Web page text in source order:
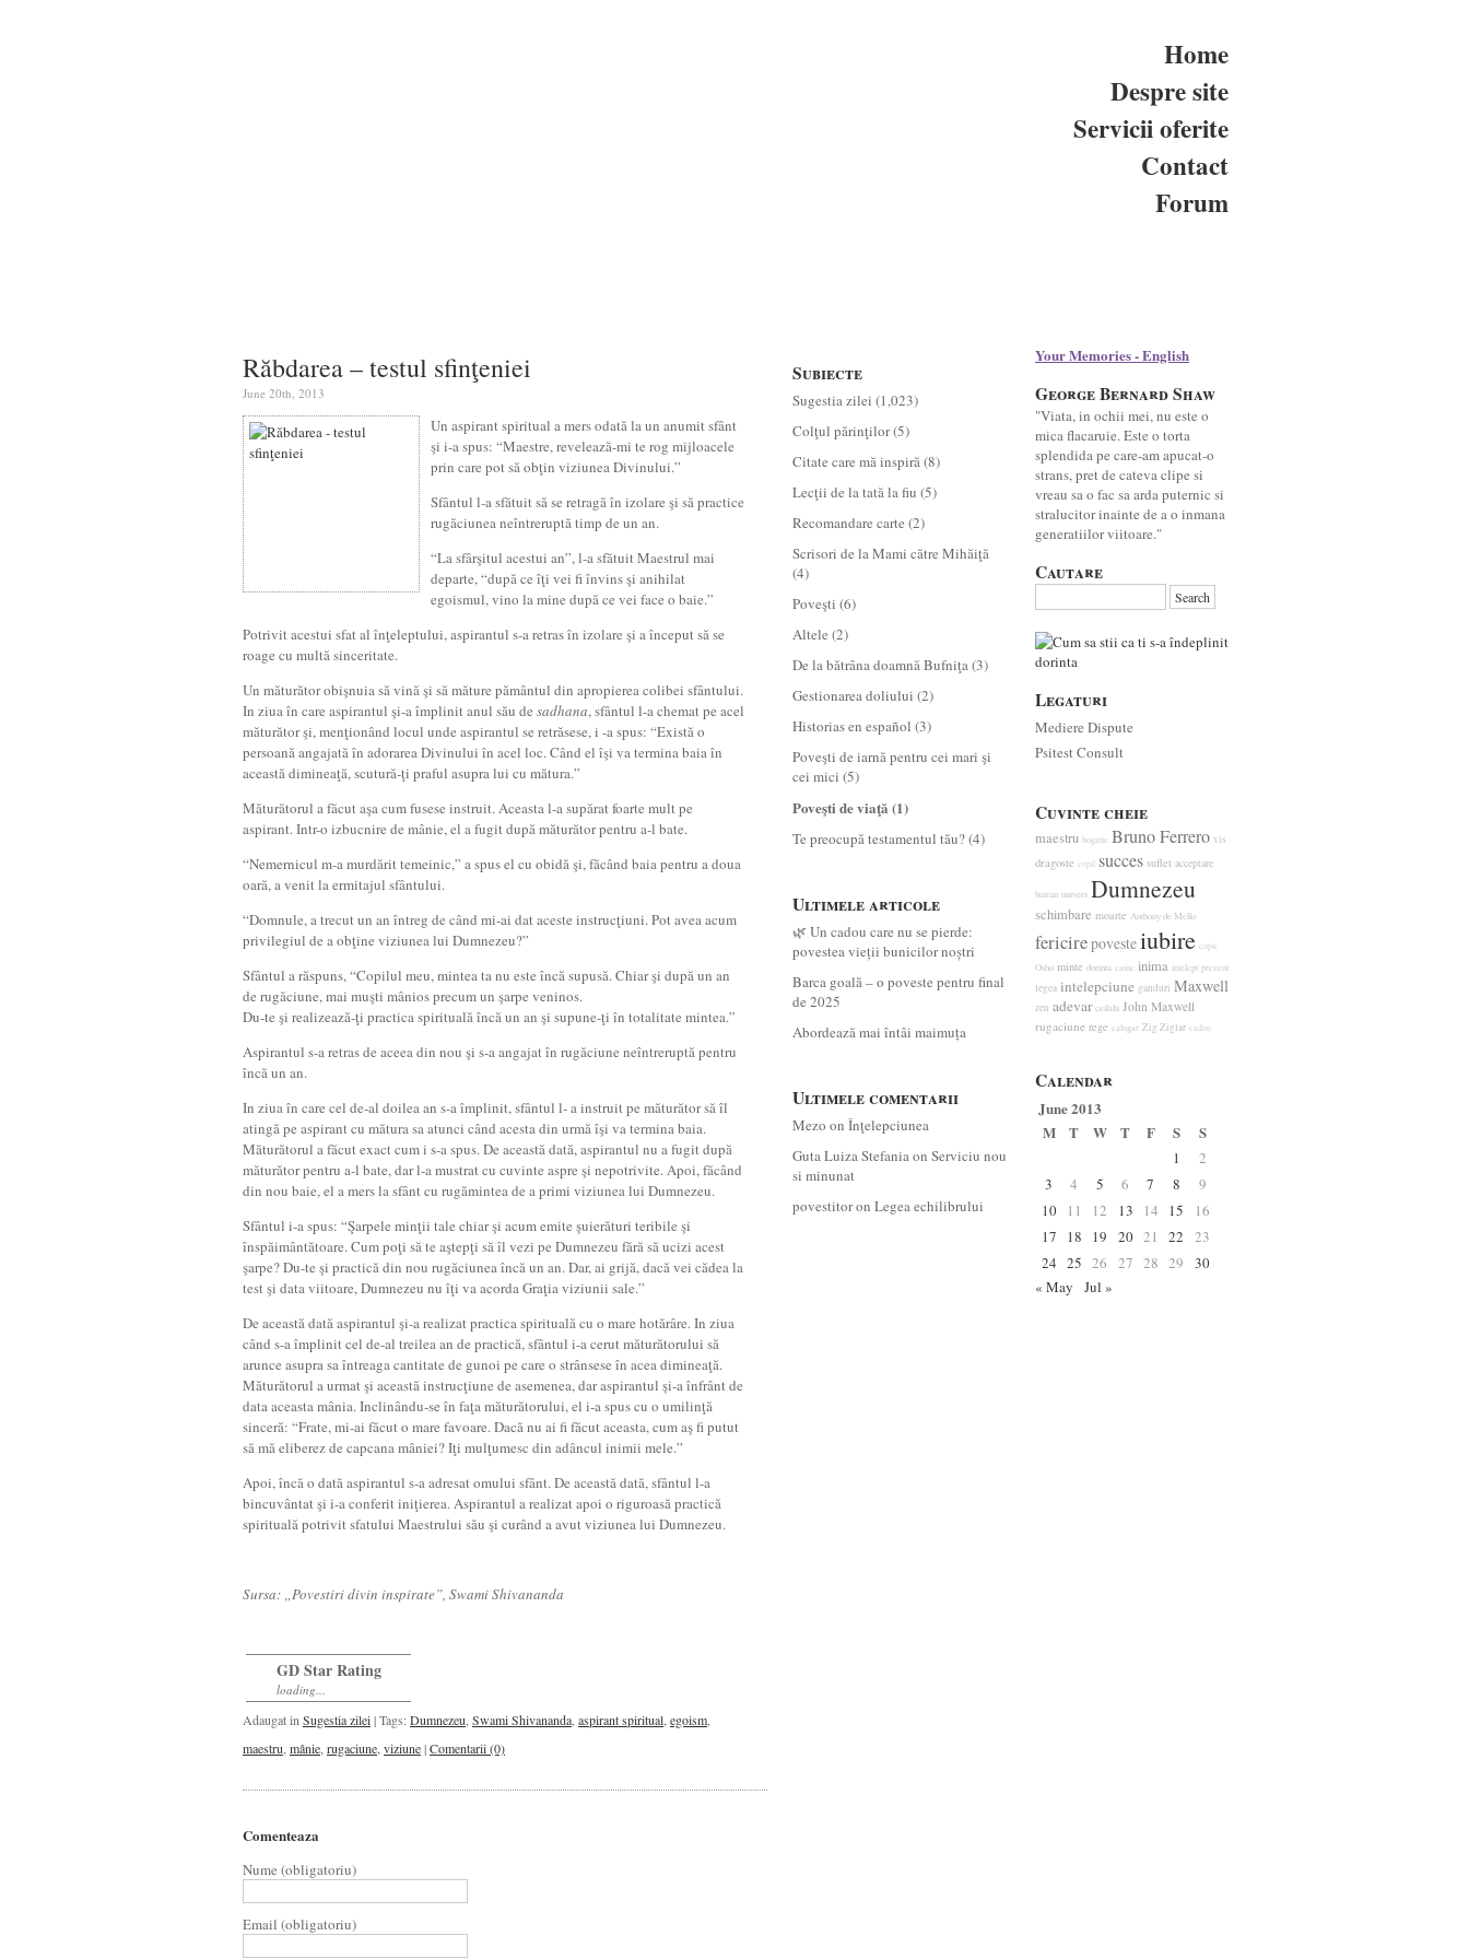
Home
Despre site
Servicii oferite
Contact
Forum
Răbdarea – testul sfinţeniei
June 20th, 2013
Un aspirant spiritual a mers odată la un anumit sfânt
şi i-a spus: “Maestre, revelează-mi te rog mijloacele
prin care pot să obţin viziunea Divinului.”
Sfântul l-a sfătuit să se retragă în izolare şi să practice
rugăciunea neîntreruptă timp de un an.
“La sfârşitul acestui an”, l-a sfătuit Maestrul mai
departe, “după ce îţi vei fi învins şi anihilat
egoismul, vino la mine după ce vei face o baie.”
Potrivit acestui sfat al înţeleptului, aspirantul s-a retras în izolare şi a început să se
roage cu multă sinceritate.
Un măturător obişnuia să vină şi să măture pământul din apropierea colibei sfântului.
In ziua în care aspirantul şi-a împlinit anul său de sadhana, sfântul l-a chemat pe acel
măturător şi, menţionând locul unde aspirantul se retrăsese, i -a spus: “Există o
persoană angajată în adorarea Divinului în acel loc. Când el îşi va termina baia în
această dimineaţă, scutură-ţi praful asupra lui cu mătura.”
Măturătorul a făcut aşa cum fusese instruit. Aceasta l-a supărat foarte mult pe
aspirant. Intr-o izbucnire de mânie, el a fugit după măturător pentru a-l bate.
“Nemernicul m-a murdărit temeinic,” a spus el cu obidă şi, făcând baia pentru a doua
oară, a venit la ermitajul sfântului.
“Domnule, a trecut un an întreg de când mi-ai dat aceste instrucţiuni. Pot avea acum
privilegiul de a obţine viziunea lui Dumnezeu?”
Sfântul a răspuns, “Copilul meu, mintea ta nu este încă supusă. Chiar şi după un an
de rugăciune, mai muşti mânios precum un şarpe veninos.
Du-te şi realizează-ţi practica spirituală încă un an şi supune-ţi în totalitate mintea.”
Aspirantul s-a retras de aceea din nou şi s-a angajat în rugăciune neîntreruptă pentru
încă un an.
In ziua în care cel de-al doilea an s-a împlinit, sfântul l- a instruit pe măturător să îl
atingă pe aspirant cu mătura sa atunci când acesta din urmă îşi va termina baia.
Măturătorul a făcut exact cum i s-a spus. De această dată, aspirantul nu a fugit după
măturător pentru a-l bate, dar l-a mustrat cu cuvinte aspre şi nepotrivite. Apoi, făcând
din nou baie, el a mers la sfânt cu rugămintea de a primi viziunea lui Dumnezeu.
Sfântul i-a spus: “Şarpele minţii tale chiar şi acum emite şuierături teribile şi
înspăimântătoare. Cum poţi să te aştepţi să îl vezi pe Dumnezeu fără să ucizi acest
şarpe? Du-te şi practică din nou rugăciunea încă un an. Dar, ai grijă, dacă vei cădea la
test şi data viitoare, Dumnezeu nu îţi va acorda Graţia viziunii sale.”
De această dată aspirantul şi-a realizat practica spiri­tuală cu o mare hotărâre. In ziua
când s-a împlinit cel de-al treilea an de practică, sfântul i-a cerut măturătorului să
arunce asupra sa întreaga cantitate de gunoi pe care o strânsese în acea dimineaţă.
Măturătorul a urmat şi această instrucţiune de asemenea, dar aspirantul şi-a înfrânt de
data aceasta mânia. Inclinându-se în faţa măturătorului, el i-a spus cu o umilinţă
sinceră: “Frate, mi-ai făcut o mare favoare. Dacă nu ai fi făcut aceasta, cum aş fi putut
să mă eliberez de capcana mâniei? Iţi mulţumesc din adâncul inimii mele.”
Apoi, încă o dată aspirantul s-a adresat omului sfânt. De această dată, sfântul l-a
bincuvântat şi i-a conferit iniţierea. Aspirantul a realizat apoi o riguroasă practică
spirituală potrivit sfatului Maestrului său şi curând a avut viziunea lui Dumnezeu.
Sursa: „Povestiri divin inspirate”, Swami Shivananda
GD Star Rating
loading...
Adaugat in Sugestia zilei| Tags:Dumnezeu Swami Shivananda aspirant spiritual egoism
maestru mânie rugaciune viziune|Comentarii (0)
Comenteaza
Nume (obligatoriu)
Email (obligatoriu)
Subiecte
Sugestia zilei (1,023)
Colţul părinţilor(5)
Citate care mă inspiră(8)
Lecţii de la tată la fiu (5)
Recomandare carte (2)
Scrisori de la Mami către Mihăiţă
(4)
Poveşti (6)
Altele (2)
De la bătrâna doamnă Bufniţa(3)
Gestionarea doliului (2)
Historias en español (3)
Poveşti de iarnă pentru cei mari şi
cei mici (5)
Poveşti de viaţă (1)
Te preocupă testamentul tău?(4)
Ultimele articole
🌿 Un cadou care nu se pierde:
povestea vieții bunicilor noștri
Barca goală – o poveste pentru final
de 2025
Abordează mai întâi maimuța
Ultimele comentarii
Mezo on Înţelepciunea
Guta Luiza Stefaniaon Serviciu nou
si minunat
povestitoron Legea echilibrului
Your Memories - English
George Bernard Shaw
"Viata, in ochii mei, nu este o
mica flacaruie. Este o torta
splendida pe care-am apucat-o
strans, pret de cateva clipe si
vreau sa o fac sa arda puternic si
stralucitor inainte de a o inmana
generatiilor viitoare."
Cautare
Legaturi
Mediere Dispute
Psitest Consult
Cuvinte cheie
maestru bogatie Bruno Ferrero vis
dragoste copil succes suflet acceptare
batran univers Dumnezeu
schimbare moarte Anthony de Mello
fericirepovesteiubire copii
Osho minte dorinta caine inima intelept prezent
legea intelepciune ganduri Maxwell
zen adevar ceilalti John Maxwell
rugaciune rege calugar Zig Ziglar cadou
Calendar
June 2013
M
T W T F S S
1
2
3
4 5 6 7 8
9
10
11 12 13 14 15
16
17
18 19 20 21 22
23
24 25 26 27 28 29
30
« May
Jul »